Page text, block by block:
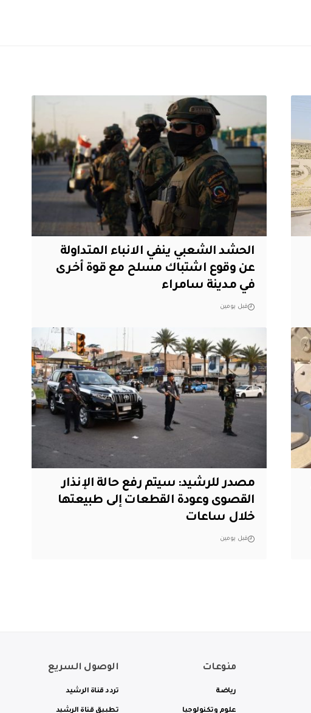
الحشد الشعبي ينفي الانباء المتداولة
عن وقوع اشتباك مسلح مع قوة أخرى
في مدينة سامراء
قبل يومين
مصدر للرشيد: سيتم رفع حالة الإنذار
القصوى وعودة القطعات إلى طبيعتها
خلال ساعات
قبل يومين
منوعات
رياضة
علوم وتكنولوجيا
الوصول السريع
تردد قناة الرشيد
تطبيق قناة الرشيد